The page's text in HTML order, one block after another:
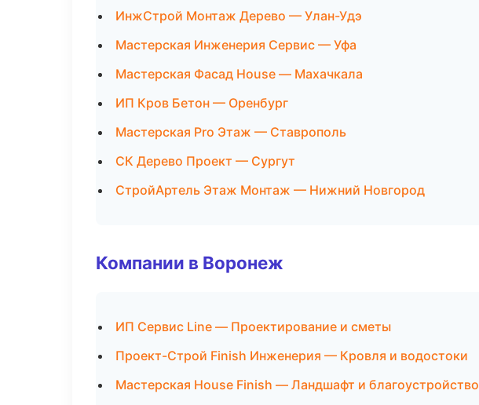
ИнжСтрой Монтаж Дерево — Улан-Удэ
Мастерская Инженерия Сервис — Уфа
Мастерская Фасад House — Махачкала
ИП Кров Бетон — Оренбург
Мастерская Pro Этаж — Ставрополь
СК Дерево Проект — Сургут
СтройАртель Этаж Монтаж — Нижний Новгород
Компании в Воронеж
ИП Сервис Line — Проектирование и сметы
Проект-Строй Finish Инженерия — Кровля и водостоки
Мастерская House Finish — Ландшафт и благоустройство